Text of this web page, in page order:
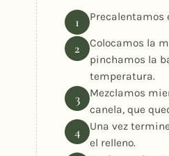
Precalentamos
Colocamos la
pinchamos la
temperatura.
Mezclamos
canela, que
Una vez
el relleno.